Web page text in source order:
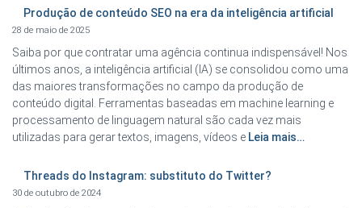
Produção de conteúdo SEO na era da inteligência artificial
28 de maio de 2025
Saiba por que contratar uma agência continua indispensável! Nos
últimos anos, a inteligência artificial (IA) se consolidou como uma
das maiores transformações no campo da produção de
conteúdo digital. Ferramentas baseadas em machine learning e
processamento de linguagem natural são cada vez mais
utilizadas para gerar textos, imagens, vídeos e Leia mais…
Threads do Instagram: substituto do Twitter?
30 de outubro de 2024